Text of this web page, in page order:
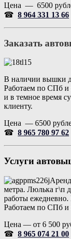
Цена — 6500
☎ 8 964 331 13 66
Заказать
В наличии вышки
Работаем по СПб и
и в темное время
клиенту.
Цена — 6500
☎ 8 965 780 97 62
Услуги
метра. Люлька г\п
работы ежедневно.
Работаем по СПб и
Цена — от 6 500
☎ 8 965 074 21 00